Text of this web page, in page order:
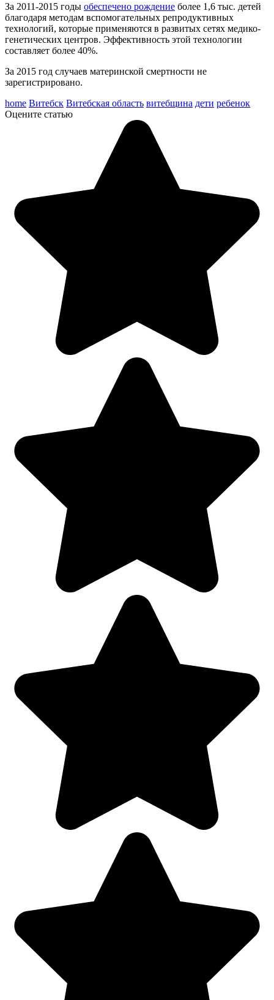
За 2011-2015 годы обеспечено рождение более 1,6 тыс. детей
благодаря методам вспомогательных репродуктивных
технологий, которые применяются в развитых сетях медико-
генетических центров. Эффективность этой технологии
составляет более 40%.
За 2015 год случаев материнской смертности не
зарегистрировано.
home Витебск Витебская область витебщина дети ребенок
Оцените статью